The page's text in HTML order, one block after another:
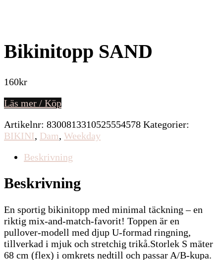
Bikinitopp SAND
160kr
Läs mer / Köp
Artikelnr: 8300813310525554578 Kategorier:
BIKINI, Dam, Weekday
Beskrivning
Beskrivning
En sportig bikinitopp med minimal täckning – en
riktig mix-and-match-favorit! Toppen är en
pullover-modell med djup U-formad ringning,
tillverkad i mjuk och stretchig trikå.Storlek S mäter
68 cm (flex) i omkrets nedtill och passar A/B-kupa.